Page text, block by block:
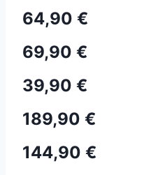
64,90 €
69,90 €
39,90 €
189,90 €
144,90 €